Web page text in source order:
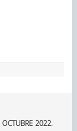
OCTUBRE 2022.